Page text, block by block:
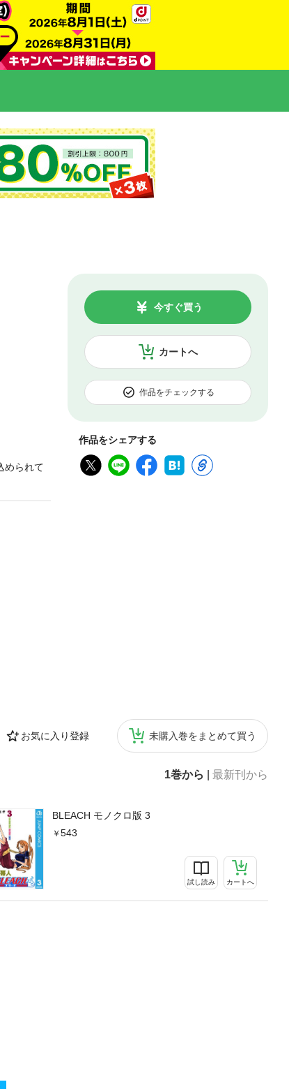
カートへ
今すぐ買う
作品をチェックする
作品をシェアする
お気に入り登録 未購入巻をまとめて買う
1巻から 最新刊から
BLEACH モノクロ版 3
543
試し読み カートへ
められて